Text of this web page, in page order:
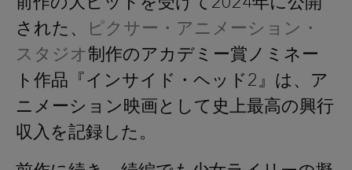
された、
ピクサー・アニメーション・
スタジオ制作のアカデミー賞ノミネー
ト作品『インサイド・ヘッド2』は、ア
ニメーション映画として史上最高の興行
収入を記録した。